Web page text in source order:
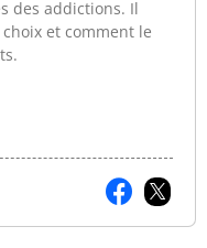
des addictions. Il
et comment le